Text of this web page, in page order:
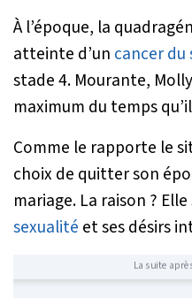
À l’époque, la
atteinte d’un cancer du
stade 4. Mourante,
maximum du temps
Comme le rapporte le
choix de quitter son
mariage. La raison ?
sexualité et ses désirs
La suite